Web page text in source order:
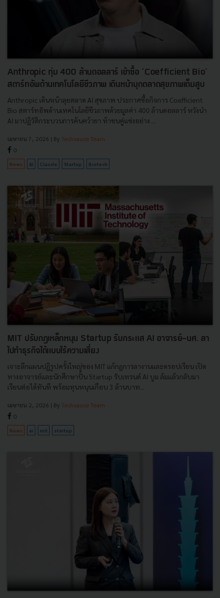
Anthropic ทุ่ม 400 ล้านดอลลาร์ เข้าซื้อ ‘Coefficient Bio’
สตาร์ทอัพด้านเทคโนโลยีชีวภาพ เดินหน้าบุกตลาดสุขภาพเต็มสูบ
Anthropic เดินหน้าลุยตลาด AI สุขภาพ ประกาศซื้อกิจการ Coefficient
Bio สตาร์ทอัพด้านเทคโนโลยีชีวภาพด้วยมูลค่า 400 ล้านดอลลาร์ หวังนำ
AI มาปฏิวัติกระบวนการค้นคว้ายา ท้าชนคู่แข่งอย่าง ...
เมษายน 7, 2026 | By Techsauce Team
0
News AI Claude Startup Biotech
MIT ปรับกฎเหล็กหนุน Startup รับกระแส AI อาจารย์-นศ. ลา
ไปทำธุรกิจได้แบบไร้ความเสี่ยง
เจาะลึกแผนปฏิรูปครั้งใหญ่ของ MIT แก้กฎการลางานและดรอปเรียน เปิด
ทางอาจารย์และนักศึกษาปั้น Startup รับเทรนด์ AI บูม ล้มแล้วกลับมา
เรียนต่อได้ทันที พร้อมทุนหนุนเกือบ 3 ล้านบาท...
เมษายน 2, 2026 | By Techsauce Team
0
News ai mit startup